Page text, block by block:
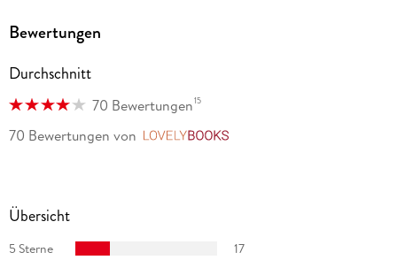
Bewertungen
Durchschnitt
70 Bewertungen15
70 Bewertungen von
Übersicht
5 Sterne
17